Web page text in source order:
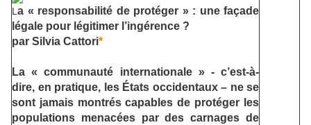
L a « responsabilité de protéger » : une façade
légale pour légitimer l’ingérence ?
par Silvia Cattori*
La « communauté internationale » - c’est-à-
dire, en pratique, les États occidentaux – ne se
sont jamais montrés capables de protéger les
populations menacées par des carnages de